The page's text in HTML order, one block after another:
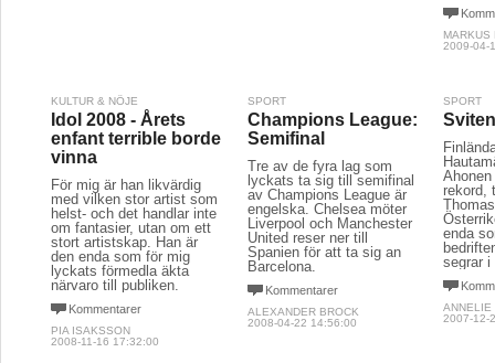
MARKUS
2009-04-
KULTUR & NÖJE
Idol 2008 - Årets
enfant terrible borde
vinna
För mig är han likvärdig
med vilken stor artist som
helst- och det handlar inte
om fantasier, utan om ett
stort artistskap. Han är
den enda som för mig
lyckats förmedla äkta
närvaro till publiken.
Kommentarer
PIA ISAKSSON
2008-11-16 17:32:00
SPORT
Champions League:
Semifinal
Tre av de fyra lag som
lyckats ta sig till semifinal
av Champions League är
engelska. Chelsea möter
Liverpool och Manchester
United reser ner till
Spanien för att ta sig an
Barcelona.
Kommentarer
ALEXANDER BROCK
2008-04-22 14:56:00
SPORT
rekord,
enda
segrar i
ANNELIE
2007-12-